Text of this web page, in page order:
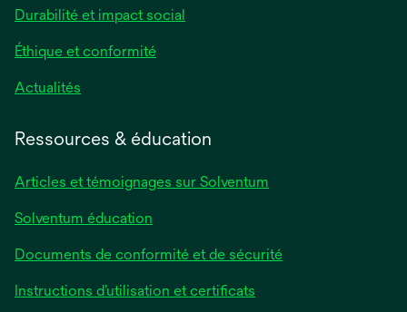
Durabilité et impact social
Éthique et conformité
Actualités
Ressources & éducation
Articles et témoignages sur Solventum
Solventum éducation
Documents de conformité et de sécurité
Instructions d’utilisation et certificats